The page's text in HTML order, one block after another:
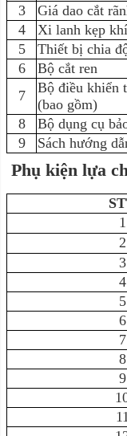
3
Giá dao cắt
4
Xi lanh kẹp khí
5
Thiết bị chia
6
Bộ cắt ren
7
Bộ điều khiển
(bao gồm)
8
Bộ dụng cụ
9
Sách hướng
Phụ kiện lựa
1
2
3
4
5
6
7
8
9
11